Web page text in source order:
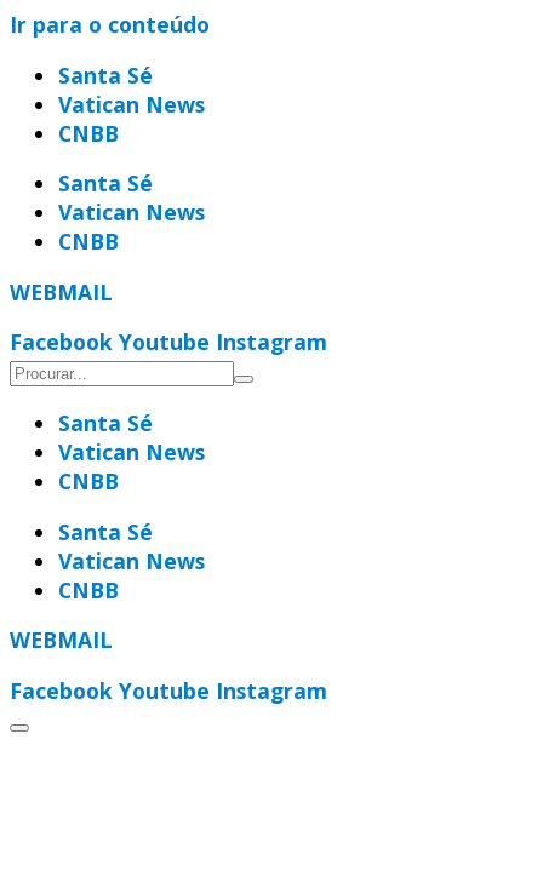
Ir para o conteúdo
Santa Sé
Vatican News
CNBB
Santa Sé
Vatican News
CNBB
WEBMAIL
Facebook Youtube Instagram
Santa Sé
Vatican News
CNBB
Santa Sé
Vatican News
CNBB
WEBMAIL
Facebook Youtube Instagram